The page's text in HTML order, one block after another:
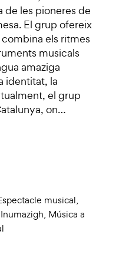
de les pioneres de
El grup ofereix
els ritmes
musicals
amaziga
identitat, la
el grup
on…
musical,
Inumazigh, Música a